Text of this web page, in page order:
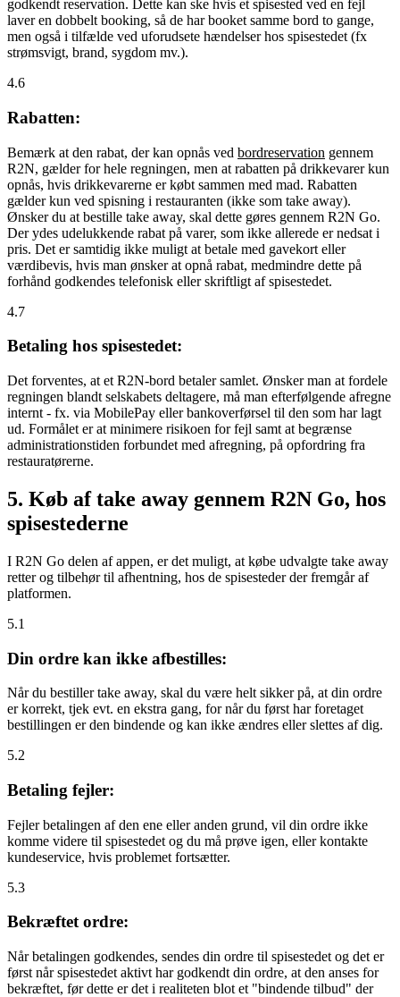
godkendt reservation. Dette kan ske hvis et spisested ved en fejl
laver en dobbelt booking, så de har booket samme bord to gange,
men også i tilfælde ved uforudsete hændelser hos spisestedet (fx
strømsvigt, brand, sygdom mv.).
4.6
Rabatten:
Bemærk at den rabat, der kan opnås ved bordreservation gennem
R2N, gælder for hele regningen, men at rabatten på drikkevarer kun
opnås, hvis drikkevarerne er købt sammen med mad. Rabatten
gælder kun ved spisning i restauranten (ikke som take away).
Ønsker du at bestille take away, skal dette gøres gennem R2N Go.
Der ydes udelukkende rabat på varer, som ikke allerede er nedsat i
pris. Det er samtidig ikke muligt at betale med gavekort eller
værdibevis, hvis man ønsker at opnå rabat, medmindre dette på
forhånd godkendes telefonisk eller skriftligt af spisestedet.
4.7
Betaling hos spisestedet:
Det forventes, at et R2N-bord betaler samlet. Ønsker man at fordele
regningen blandt selskabets deltagere, må man efterfølgende afregne
internt - fx. via MobilePay eller bankoverførsel til den som har lagt
ud. Formålet er at minimere risikoen for fejl samt at begrænse
administrationstiden forbundet med afregning, på opfordring fra
restauratørerne.
5. Køb af take away gennem R2N Go, hos
spisestederne
I R2N Go delen af appen, er det muligt, at købe udvalgte take away
retter og tilbehør til afhentning, hos de spisesteder der fremgår af
platformen.
5.1
Din ordre kan ikke afbestilles:
Når du bestiller take away, skal du være helt sikker på, at din ordre
er korrekt, tjek evt. en ekstra gang, for når du først har foretaget
bestillingen er den bindende og kan ikke ændres eller slettes af dig.
5.2
Betaling fejler:
Fejler betalingen af den ene eller anden grund, vil din ordre ikke
komme videre til spisestedet og du må prøve igen, eller kontakte
kundeservice, hvis problemet fortsætter.
5.3
Bekræftet ordre:
Når betalingen godkendes, sendes din ordre til spisestedet og det er
først når spisestedet aktivt har godkendt din ordre, at den anses for
bekræftet, før dette er det i realiteten blot et "bindende tilbud" der